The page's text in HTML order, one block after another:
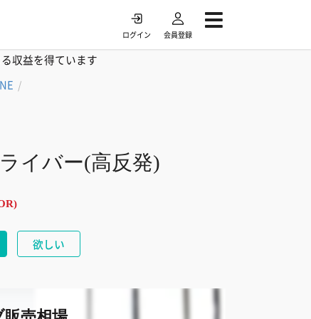
ログイン 会員登録
収益を得ています
/
イバー(高反発)
欲しい